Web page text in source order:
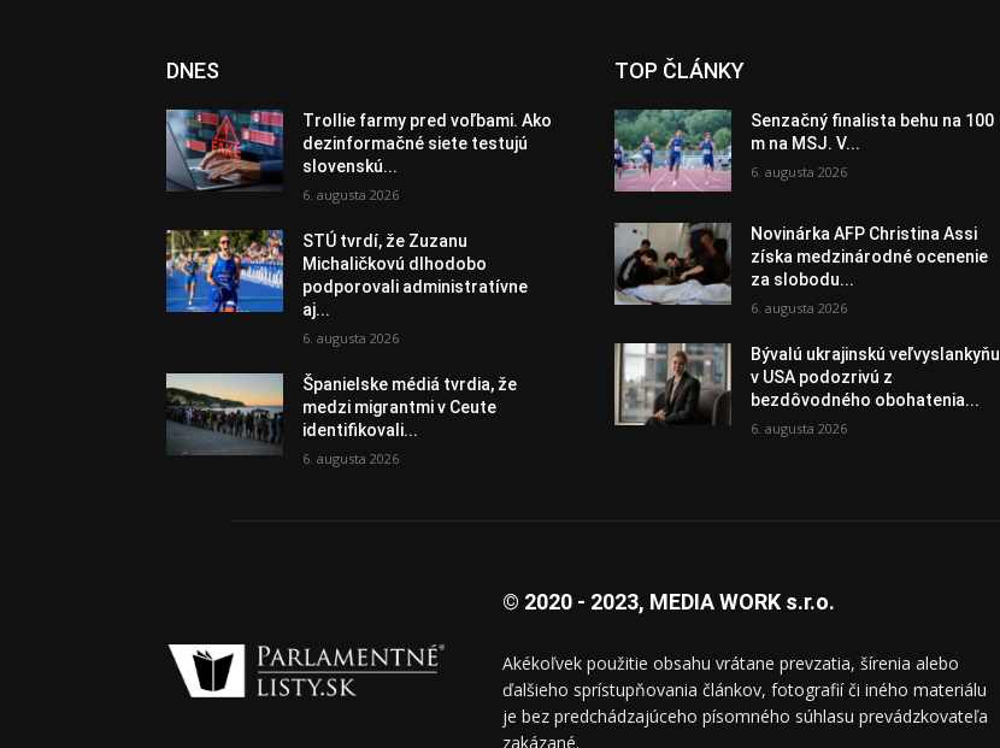
DNES
Trollie farmy pred voľbami. Ako
dezinformačné siete testujú
slovenskú...
6. augusta 2026
STÚ tvrdí, že Zuzanu
Michaličkovú dlhodobo
podporovali administratívne
aj...
6. augusta 2026
Španielske médiá tvrdia, že
medzi migrantmi v Ceute
identifikovali...
6. augusta 2026
TOP ČLÁNKY
Senzačný finalista behu na 100
m na MSJ. V...
6. augusta 2026
Novinárka AFP Christina Assi
získa medzinárodné ocenenie
za slobodu...
6. augusta 2026
Bývalú ukrajinskú veľvyslankyňu
v USA podozrivú z
bezdôvodného obohatenia...
6. augusta 2026
© 2020 - 2023, MEDIA WORK s.r.o.
Akékoľvek použitie obsahu vrátane prevzatia, šírenia alebo
ďalšieho sprístupňovania článkov, fotografií či iného materiálu
je bez predchádzajúceho písomného súhlasu prevádzkovateľa
zakázané.